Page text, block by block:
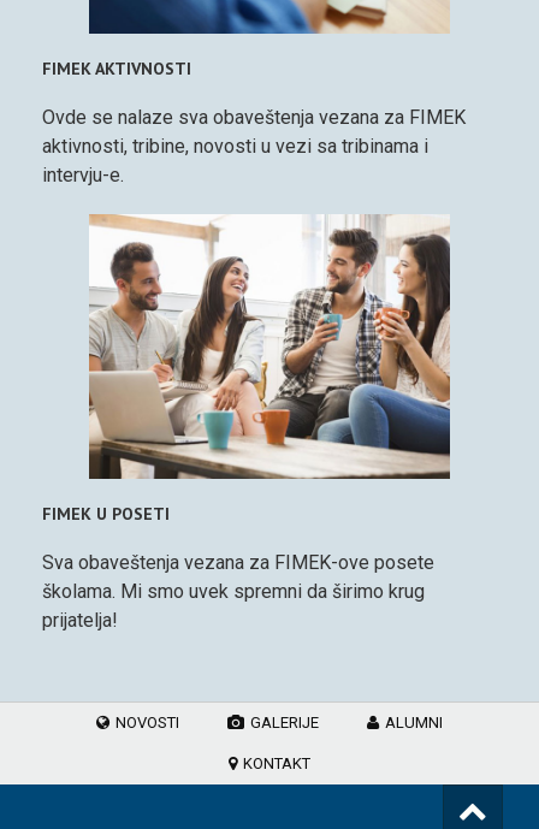
FIMEK AKTIVNOSTI
Ovde se nalaze sva obaveštenja vezana za FIMEK
aktivnosti, tribine, novosti u vezi sa tribinama i
intervju-e.
FIMEK U POSETI
Sva obaveštenja vezana za FIMEK-ove posete
školama. Mi smo uvek spremni da širimo krug
prijatelja!
NOVOSTI GALERIJE ALUMNI
KONTAKT